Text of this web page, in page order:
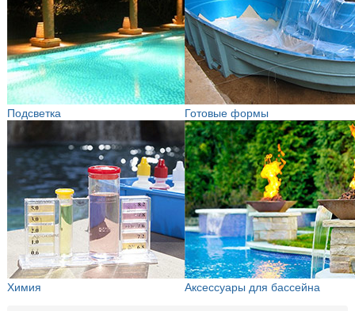
Подсветка Готовые формы
Химия Аксессуары для бассейна